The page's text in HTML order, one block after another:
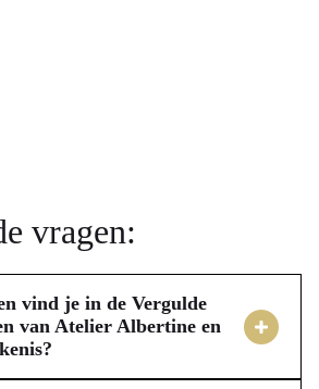
vragen:
vind je in de Vergulde
van Atelier Albertine en
oorbellen van Atelier Albertine